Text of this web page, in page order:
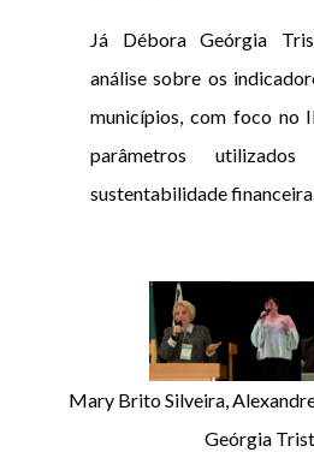
Já Débora Geórgia
análise sobre os
municípios, com foco no
parâmetros
sustentabilidade
Mary Brito Silveira,
Geórgia